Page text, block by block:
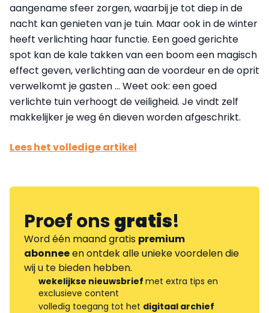
aangename sfeer zorgen, waarbij je tot diep in de
nacht kan genieten van je tuin. Maar ook in de winter
heeft verlichting haar functie. Een goed gerichte
spot kan de kale takken van een boom een magisch
effect geven, verlichting aan de voordeur en de oprit
verwelkomt je gasten … Weet ook: een goed
verlichte tuin verhoogt de veiligheid. Je vindt zelf
makkelijker je weg én dieven worden afgeschrikt.
Lees het volledige artikel
Proef onsgratis!
Word één maand gratis premium
abonneeen ontdek alle unieke voordelen die
wij u te bieden hebben.
wekelijkse nieuwsbrief met extra tips en
exclusieve content
volledig toegang tot het digitaal archief